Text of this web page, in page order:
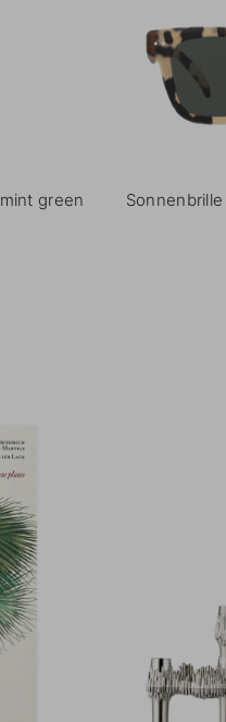
green